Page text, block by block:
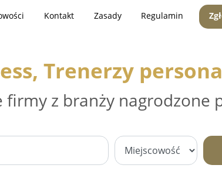
Kontakt Zasady Regulamin
Trenerzy
firmy z branży nagrodzone